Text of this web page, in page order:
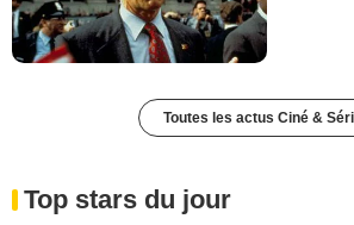
Toutes les actus Ciné &
Top stars du jour